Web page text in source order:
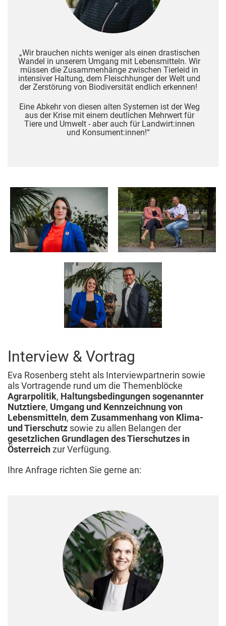
„Wir brauchen nichts weniger als einen drastischen
Wandel in unserem Umgang mit Lebensmitteln. Wir
müssen die Zusammenhänge zwischen Tierleid in
intensiver Haltung, dem Fleischhunger der Welt und
der Zerstörung von Biodiversität endlich erkennen!
Eine Abkehr von diesen alten Systemen ist der Weg
aus der Krise mit einem deutlichen Mehrwert für
Tiere und Umwelt - aber auch für Landwirt:innen
und Konsument:innen!“
Interview & Vortrag
Eva Rosenberg steht als Interviewpartnerin sowie
als Vortragende rund um die Themenblöcke
Agrarpolitik, Haltungsbedingungen sogenannter
Nutztiere, Umgang und Kennzeichnung von
Lebensmitteln, dem Zusammenhang von Klima-
und Tierschutz sowie zu allen Belangen der
gesetzlichen Grundlagen des Tierschutzes in
Österreichzur Verfügung.
Ihre Anfrage richten Sie gerne an: